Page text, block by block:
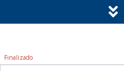
Finalizado